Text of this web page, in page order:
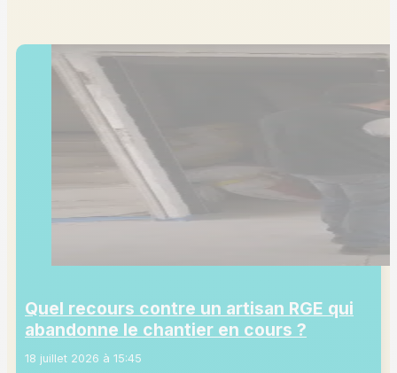
Quel recours contre un artisan RGE qui
abandonne le chantier en cours ?
18 juillet 2026 à 15:45